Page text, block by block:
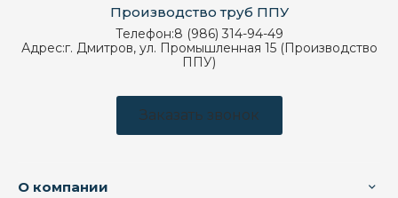
Производство труб ППУ
Телефон:8 (986) 314-94-49
Адрес:г. Дмитров, ул. Промышленная 15 (Производство
ППУ)
Заказать звонок
О компании